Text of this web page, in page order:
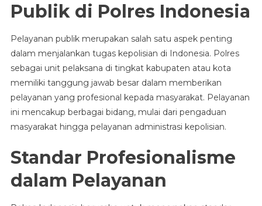
Publik di Polres Indonesia
Pelayanan publik merupakan salah satu aspek penting
dalam menjalankan tugas kepolisian di Indonesia. Polres
sebagai unit pelaksana di tingkat kabupaten atau kota
memiliki tanggung jawab besar dalam memberikan
pelayanan yang profesional kepada masyarakat. Pelayanan
ini mencakup berbagai bidang, mulai dari pengaduan
masyarakat hingga pelayanan administrasi kepolisian.
Standar Profesionalisme
dalam Pelayanan